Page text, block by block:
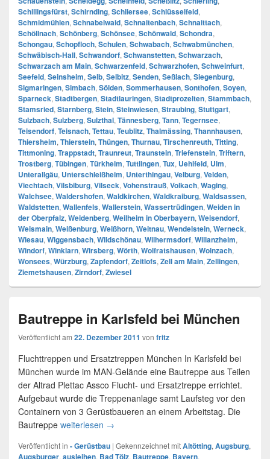
Schillingsfürst, Schirnding, Schliersee, Schlüsselfeld,
Schmidmühlen, Schnabelwaid, Schnaitenbach, Schnaittach,
Schöllnach, Schönberg, Schönsee, Schönwald, Schondra,
Schongau, Schopfloch, Schulen, Schwabach, Schwabmünchen,
Schwäbisch-Hall, Schwandorf, Schwanstetten, Schwarzach,
Schwarzach am Main, Schwarzenfeld, Schwarzhofen, Schweinfurt,
Seefeld, Seinsheim, Selb, Selbitz, Senden, Seßlach, Siegenburg,
Sigmaringen, Simbach, Sölden, Sommerhausen, Sonthofen, Soyen,
Sparneck, Stadtbergen, Stadtlauringen, Stadtprozelten, Stammbach,
Stamsried, Starnberg, Stein, Steinwiesen, Straubing, Stuttgart,
Sulzbach, Sulzberg, Sulzthal, Tännesberg, Tann, Tegernsee,
Teisendorf, Teisnach, Tettau, Teublitz, Thalmässing, Thannhausen,
Thiersheim, Thierstein, Thüngen, Thurnau, Tirschenreuth, Titting,
Tittmoning, Trappstadt, Traunreut, Traunstein, Triefenstein, Triftern,
Trostberg, Tübingen, Türkheim, Tuttlingen, Tux, Uehlfeld, Ulm,
Unterallgäu, Unterschleißheim, Unterthingau, Velburg, Velden,
Viechtach, Vilsbiburg, Vilseck, Vohenstrauß, Volkach, Waging,
Walchsee, Waldershofen, Waldkirchen, Waldkraiburg, Waldsassen,
Waldstetten, Wallenfels, Wallerstein, Wassertrüdingen, Weiden in
der Oberpfalz, Weidenberg, Weilheim in Oberbayern, Weisendorf,
Weismain, Weißenburg, Weißhorn, Weitnau, Wendelstein, Werneck,
Wiesau, Wiggensbach, Wildschönau, Wilhermsdorf, Willanzheim,
Windorf, Winklarn, Wirsberg, Wörth, Wolfratshausen, Wolnzach,
Wonsees, Würzburg, Zapfendorf, Zeitlofs, Zell am Main, Zellingen,
Ziemetshausen, Zirndorf, Zwiesel
Bautreppe in Karlsfeld bei München
Veröffentlicht am 22. Dezember 2011 von fritz
Fluchttreppen und Ersatztreppen München In Karlsfeld bei
München wurde im MAN-Gelände eine Bautreppe aus Teilen
der Altrad Plettac Assco Flucht- und Ersatztreppe errichtet.
Aufgebaut wurde die Treppenanlage samt Laufsteg vor den
Containern von 3 Gerüstbaueren an einem Arbeitstag. Die
Bautreppe weiterlesen Bautreppe in Karlsfeld bei München
→
Veröffentlicht in - Gerüstbau | Gekennzeichnet mitAltötting, Augsburg,
Augsburger, ausleihen, Bad Tölz, Bautreppe, Bayern,